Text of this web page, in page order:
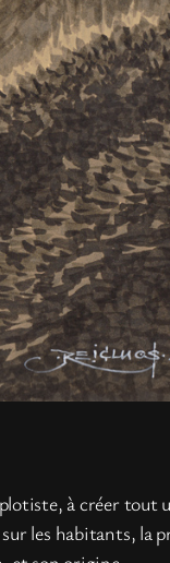
à créer tout
les habitants,